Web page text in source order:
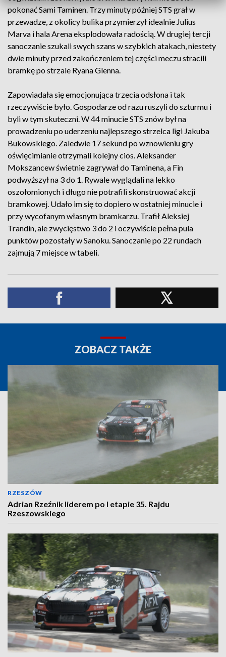
pokonać Sami Taminen. Trzy minuty później STS grał w
przewadze, z okolicy bulika przymierzył idealnie Julius
Marva i hala Arena eksplodowała radością. W drugiej tercji
sanoczanie szukali swych szans w szybkich atakach, niestety
dwie minuty przed zakończeniem tej części meczu stracili
bramkę po strzale Ryana Glenna.
Zapowiadała się emocjonująca trzecia odsłona i tak
rzeczywiście było. Gospodarze od razu ruszyli do szturmu i
byli w tym skuteczni. W 44 minucie STS znów był na
prowadzeniu po uderzeniu najlepszego strzelca ligi Jakuba
Bukowskiego. Zaledwie 17 sekund po wznowieniu gry
oświęcimianie otrzymali kolejny cios. Aleksander
Mokszancew świetnie zagrywał do Taminena, a Fin
podwyższył na 3 do 1. Rywale wyglądali na lekko
oszołomionych i długo nie potrafili skonstruować akcji
bramkowej. Udało im się to dopiero w ostatniej minucie i
przy wycofanym własnym bramkarzu. Trafił Aleksiej
Trandin, ale zwycięstwo 3 do 2 i oczywiście pełna pula
punktów pozostały w Sanoku. Sanoczanie po 22 rundach
zajmują 7 miejsce w tabeli.
ZOBACZ TAKŻE
RZESZÓW
Adrian Rzeźnik liderem po I etapie 35. Rajdu
Rzeszowskiego